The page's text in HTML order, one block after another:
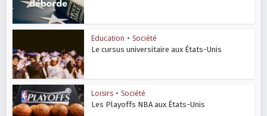
Education • Société
Le cursus universitaire aux États-Unis
Loisirs • Société
Les Playoffs NBA aux États-Unis